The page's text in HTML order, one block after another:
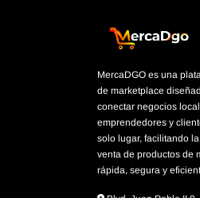
MercaDGO es una
de marketplace
conectar negocios
emprendedores y
solo lugar, facilitando
venta de productos de
rápida, segura y